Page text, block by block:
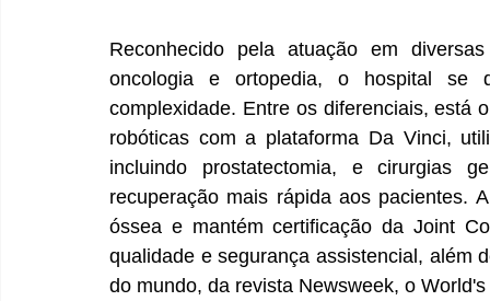
Reconhecido pela atuação em
oncologia e ortopedia, o hospital se
complexidade. Entre os diferenciais, está
robóticas com a plataforma Da Vinci,
incluindo prostatectomia, e cirurgias
recuperação mais rápida aos pacientes.
óssea e mantém certificação da Joint
qualidade e segurança assistencial, além
do mundo, da revista Newsweek, o